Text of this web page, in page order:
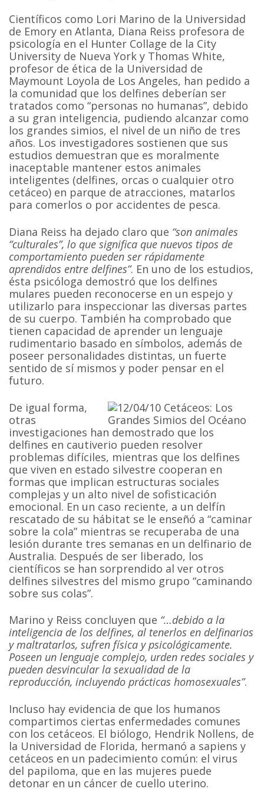
Científicos como Lori Marino de la Universidad
de Emory en Atlanta, Diana Reiss profesora de
psicología en el Hunter Collage de la City
University de Nueva York y Thomas White,
profesor de ética de la Universidad de
Maymount Loyola de Los Angeles, han pedido a
la comunidad que los delfines deberían ser
tratados como “personas no humanas”, debido
a su gran inteligencia, pudiendo alcanzar como
los grandes simios, el nivel de un niño de tres
años. Los investigadores sostienen que sus
estudios demuestran que es moralmente
inaceptable mantener estos animales
inteligentes (delfines, orcas o cualquier otro
cetáceo) en parque de atracciones, matarlos
para comerlos o por accidentes de pesca.
Diana Reiss ha dejado claro que “son animales
“culturales”, lo que significa que nuevos tipos de
comportamiento pueden ser rápidamente
aprendidos entre delfines”. En uno de los estudios,
ésta psicóloga demostró que los delfines
mulares pueden reconocerse en un espejo y
utilizarlo para inspeccionar las diversas partes
de su cuerpo. También ha comprobado que
tienen capacidad de aprender un lenguaje
rudimentario basado en símbolos, además de
poseer personalidades distintas, un fuerte
sentido de sí mismos y poder pensar en el
futuro.
De igual forma,
otras
investigaciones han demostrado que los
delfines en cautiverio pueden resolver
problemas difíciles, mientras que los delfines
que viven en estado silvestre cooperan en
formas que implican estructuras sociales
complejas y un alto nivel de sofisticación
emocional. En un caso reciente, a un delfín
rescatado de su hábitat se le enseñó a “caminar
sobre la cola” mientras se recuperaba de una
lesión durante tres semanas en un delfinario de
Australia. Después de ser liberado, los
científicos se han sorprendido al ver otros
delfines silvestres del mismo grupo “caminando
sobre sus colas”.
Marino y Reiss concluyen que “…debido a la
inteligencia de los delfines, al tenerlos en delfinarios
y maltratarlos, sufren física y psicológicamente.
Poseen un lenguaje complejo, urden redes sociales y
pueden desvincular la sexualidad de la
reproducción, incluyendo prácticas homosexuales”.
Incluso hay evidencia de que los humanos
compartimos ciertas enfermedades comunes
con los cetáceos. El biólogo, Hendrik Nollens, de
la Universidad de Florida, hermanó a sapiens y
cetáceos en un padecimiento común: el virus
del papiloma, que en las mujeres puede
detonar en un cáncer de cuello uterino.